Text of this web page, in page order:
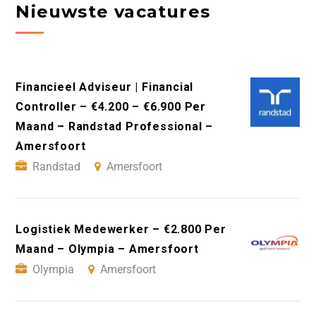
Nieuwste vacatures
Financieel Adviseur | Financial
Controller – €4.200 – €6.900 Per
Maand – Randstad Professional –
Amersfoort
Randstad
Amersfoort
Logistiek Medewerker – €2.800 Per
Maand – Olympia – Amersfoort
Olympia
Amersfoort